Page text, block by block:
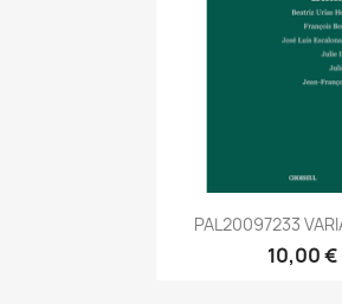
Aperçu
PAL20097233
10,00 €